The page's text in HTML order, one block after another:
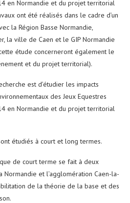
en Normandie et du projet territorial
ont été réalisés dans le cadre d’un
la Région Basse Normandie,
la ville de Caen et le GIP Normandie
étude concerneront également le
et du projet territorial).
est d’étudier les impacts
des Jeux Equestres
en Normandie et du projet territorial
étudiés à court et long termes.
de court terme se fait à deux
et l’agglomération Caen-la-
de la théorie de la base et des